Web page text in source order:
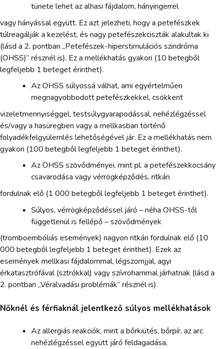
tünete lehet az alhasi fájdalom, hányingerrel
vagy hányással együtt. Ez azt jelezheti, hogy a petefészkek
túlreagálják a kezelést, és nagy petefészekciszták alakultak ki
(lásd a 2. pontban „Petefészek-hiperstimulációs szindróma
(OHSS)” résznél is). Ez a mellékhatás gyakori (10 betegből
legfeljebb 1 beteget érinthet).
Az OHSS súlyossá válhat, ami egyértelműen
megnagyobbodott petefészkekkel, csökkent
vizeletmennyiséggel, testsúlygyarapodással, nehézlégzéssel
és/vagy a hasüregben vagy a mellkasban történő
folyadékfelgyülemlés lehetőségével jár. Ez a mellékhatás nem
gyakori (100 betegből legfeljebb 1 beteget érinthet).
Az OHSS szövődményei, mint pl. a petefészekkocsány
csavarodása vagy vérrögképződés, ritkán
fordulnak elő (1 000 betegből legfeljebb 1 beteget érinthet).
Súlyos, vérrögképződéssel járó – néha OHSS-től
függetlenül is fellépő – szövődmények
(tromboembóliás események) nagyon ritkán fordulnak elő (10
000 betegből legfeljebb 1 beteget érinthet). Ezek az
események mellkasi fájdalommal, légszomjjal, agyi
érkatasztrófával (sztrókkal) vagy szívrohammal járhatnak (lásd a
2. pontban „Véralvadási problémák” résznél is).
Nőknél és férfiaknál jelentkező súlyos mellékhatások
Az allergiás reakciók, mint a bőrkiütés, bőrpír, az arc
nehézlégzéssel együtt járó feldagadása,